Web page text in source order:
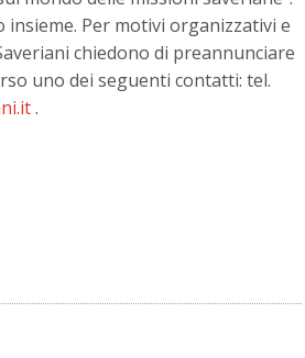
insieme. Per motivi organizzativi e
chiedono di preannunciare
uno dei seguenti contatti: tel.
.